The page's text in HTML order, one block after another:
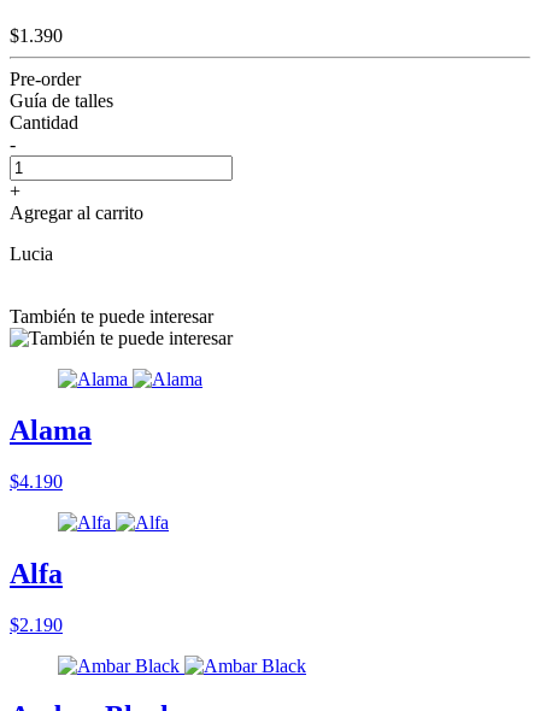
$1.390
Pre-order
Guía de talles
Cantidad
-
+
Agregar al carrito
Lucia
También te puede interesar
Alama
$4.190
Alfa
$2.190